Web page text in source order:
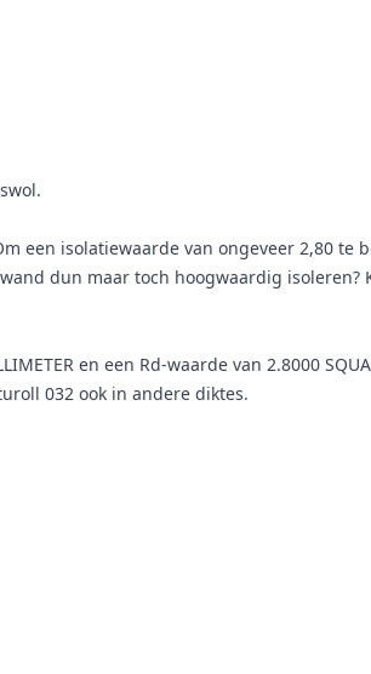
een isolatiewaarde van ongeveer 2,80 te
dun maar toch hoogwaardig isoleren?
en een Rd-waarde van 2.8000
032 ook in andere diktes.